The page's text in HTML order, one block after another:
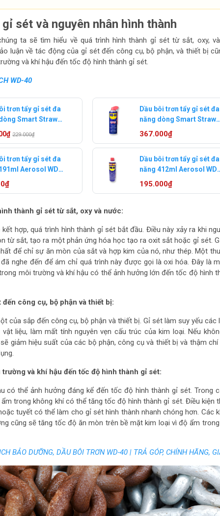
sét và nguyên nhân hình thành
ta sẽ tìm hiểu về quá trình hình thành gỉ sét từ sắt, oxy,
luận về tác động của gỉ sét đến công cụ, bộ phận, và thiết bị
và khí hậu đến tốc độ hình thành gỉ sét.
WD-40
trơn tẩy gỉ sét đa
Smart Straw
40
88052
229.000₫
Dầu bôi trơn tẩy gỉ sét đa
năng dòng Smart Straw
432ml WD-40
880551/88055
367.000₫
trơn tẩy gỉ sét đa
Aerosol WD-
Dầu bôi trơn tẩy gỉ sét đa
năng 412ml Aerosol WD-
40 840241
195.000₫
thành gỉ sét từ sắt, oxy và nước:
kết hợp, quá trình hình thành gỉ sét bắt đầu. Điều này xảy ra khi
từ sắt, tạo ra một phản ứng hóa học tạo ra oxit sắt hoặc gỉ sét.
để chỉ sự ăn mòn của sắt và hợp kim của nó, như thép. Một
nghe đến để ám chỉ quá trình này được gọi là oxi hóa. Đây là
môi trường và khí hậu có thể ảnh hưởng lớn đến tốc độ hình
công cụ, bộ phận và thiết bị:
của sắp đến công cụ, bộ phận và thiết bị. Gỉ sét làm suy yếu các
liệu, làm mất tính nguyên vẹn cấu trúc của kim loại. Nếu
giảm hiệu suất của các bộ phận, công cụ và thiết bị và thậm
và khí hậu đến tốc độ hình thành gỉ sét:
có thể ảnh hưởng đáng kể đến tốc độ hình thành gỉ sét. Trong
trong không khí có thể tăng tốc độ hình thành gỉ sét. Điều kiện
tuyết có thể làm cho gỉ sét hình thành nhanh chóng hơn. Các
cũng sẽ tăng tốc độ ăn mòn trên bề mặt kim loại vì độ ẩm
BẢO DƯỠNG, DẦU BÔI TRƠN WD-40 | TRẢ GÓP, CHÍNH HÃNG,